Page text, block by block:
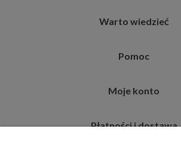
Warto wiedzieć
Pomoc
Moje konto
Płatności i dostawa